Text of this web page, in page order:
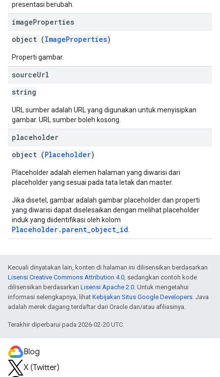
presentasi berubah.
imageProperties
object (ImageProperties)
Properti gambar.
sourceUrl
string
URL sumber adalah URL yang digunakan untuk menyisipkan
gambar. URL sumber boleh kosong.
placeholder
object (Placeholder)
Placeholder adalah elemen halaman yang diwarisi dari
placeholder yang sesuai pada tata letak dan master.
Jika disetel, gambar adalah gambar placeholder dan properti
yang diwarisi dapat diselesaikan dengan melihat placeholder
induk yang diidentifikasi oleh kolom
Placeholder.parent_object_id
Kecuali dinyatakan lain, konten di halaman ini dilisensikan berdasarkan
Lisensi Creative Commons Attribution 4.0, sedangkan contoh kode
dilisensikan berdasarkan Lisensi Apache 2.0. Untuk mengetahui
informasi selengkapnya, lihat Kebijakan Situs Google Developers. Java
adalah merek dagang terdaftar dari Oracle dan/atau afiliasinya.
Terakhir diperbarui pada 2026-02-20 UTC.
Blog
X (Twitter)